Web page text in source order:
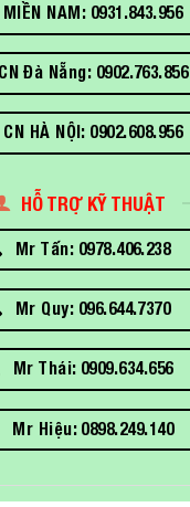
MIỀN NAM: 0931.843.956
CN Đà Nẵng: 0902.763.856
CN HÀ NỘI: 0902.608.956
HỖ TRỢ KỸ THUẬT
Mr Tấn: 0978.406.238
Mr Quy: 096.644.7370
Mr Thái: 0909.634.656
Mr Hiệu: 0898.249.140